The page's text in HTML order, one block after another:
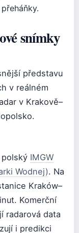
snímky
představu
v reálném
v Krakově–
polský IMGW
Wodnej). Na
Kraków–
Komerční
radarová data
i predikci